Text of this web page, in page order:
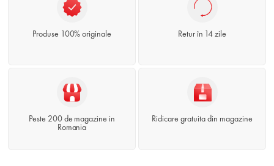
Produse 100% originale Retur în 14 zile
Peste 200 de magazine in
Romania
Ridicare gratuita din magazine